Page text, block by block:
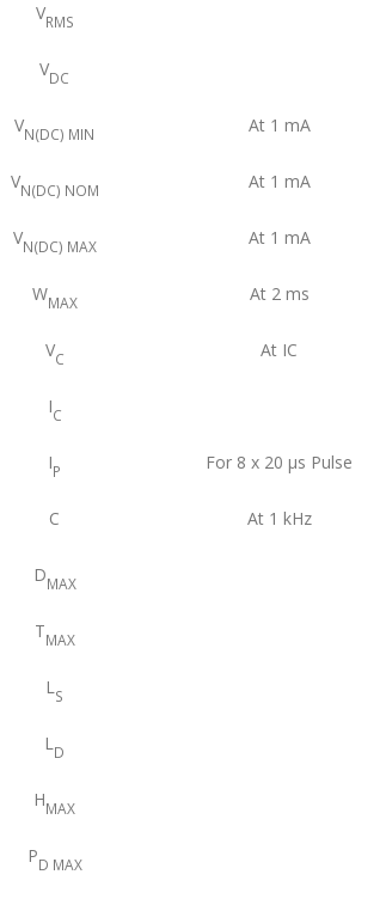
VRMS
VDC
VN(DC) MIN At 1 mA
VN(DC) NOM At 1 mA
VN(DC) MAX At 1 mA
WMAX At 2 ms
VC At IC
IC
IP For 8 x 20 μs Pulse
C At 1 kHz
DMAX
TMAX
LS
LD
HMAX
PD MAX